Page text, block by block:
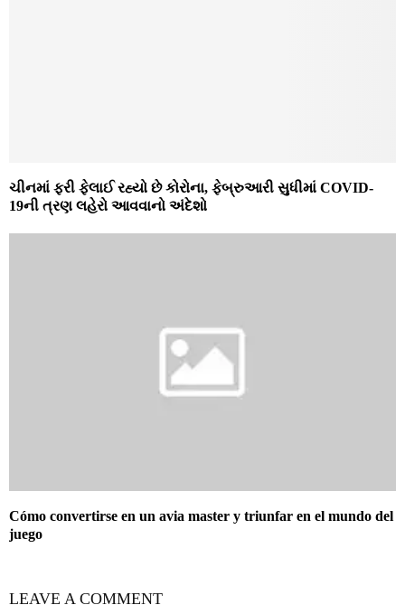
ચીનમાં ફરી ફેલાઈ રહ્યો છે કોરોના, ફેબ્રુઆરી સુધીમાં COVID-
19ની ત્રણ લહેરો આવવાનો અંદેશો
Cómo convertirse en un avia master y triunfar en el mundo del
juego
LEAVE A COMMENT